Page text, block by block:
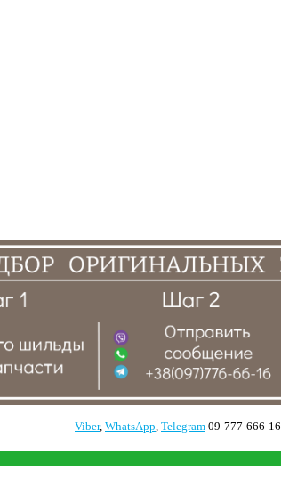
Viber, WhatsApp, Telegram 09-777-666-16